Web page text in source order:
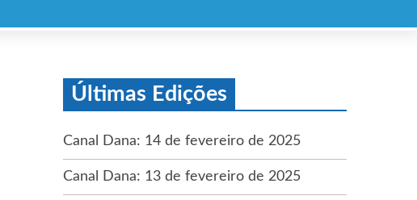
Últimas Edições
Canal Dana: 14 de fevereiro de 2025
Canal Dana: 13 de fevereiro de 2025